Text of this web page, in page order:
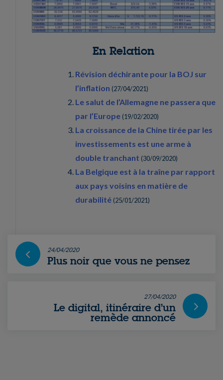
En Relation
Révision déchirante pour la BOJ sur
l’inflation (27/04/2021)
Le salut de l’Allemagne ne passera que
par l’Europe (19/02/2020)
La croissance de la Chine tirée par les
investissements est une arme à
double tranchant (30/09/2020)
La Belgique est à la traîne par rapport
aux pays voisins en matière de
durabilité (25/01/2021)
24/04/2020
Plus noir que vous ne pensez
27/04/2020
Le digital, itinéraire d’un
remède annoncé